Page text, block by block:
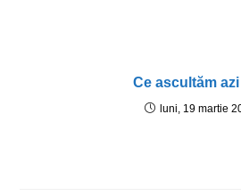
Ce ascultăm azi
luni, 19 martie